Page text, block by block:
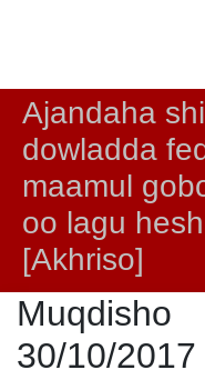
Ajandaha
dowladda
maamul
oo lagu
[Akhriso]
30/10/2017